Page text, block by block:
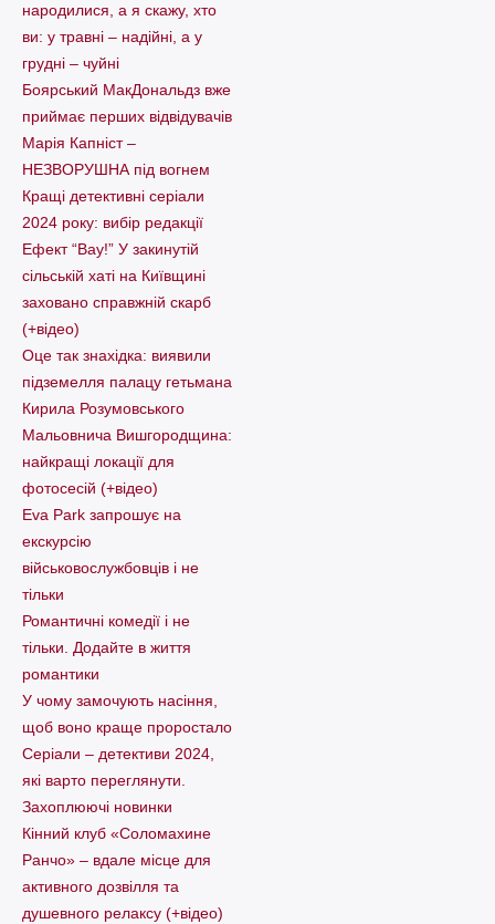
народилися, а я скажу, хто
ви: у травні – надійні, а у
грудні – чуйні
Боярський МакДональдз вже
приймає перших відвідувачів
Марія Капніст –
НЕЗВОРУШНА під вогнем
Кращі детективні серіали
2024 року: вибір редакції
Ефект “Вау!” У закинутій
сільській хаті на Київщині
заховано справжній скарб
(+відео)
Оце так знахідка: виявили
підземелля палацу гетьмана
Кирила Розумовського
Мальовнича Вишгородщина:
найкращі локації для
фотосесій (+відео)
Eva Park запрошує на
екскурсію
військовослужбовців і не
тільки
Романтичні комедії і не
тільки. Додайте в життя
романтики
У чому замочують насіння,
щоб воно краще проростало
Серіали – детективи 2024,
які варто пеpеглянути.
Захоплюючі новинки
Кінний клуб «Соломахине
Ранчо» – вдале місце для
активного дозвілля та
душевного релаксу (+відео)